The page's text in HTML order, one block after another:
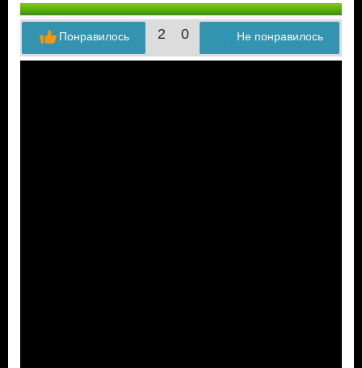
2 0 Не понравилось
Понравилось